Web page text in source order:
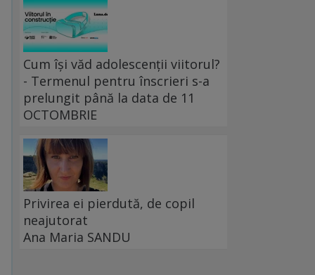
Cum își văd adolescenții viitorul?
- Termenul pentru înscrieri s-a
prelungit până la data de 11
OCTOMBRIE
Privirea ei pierdută, de copil
neajutorat
Ana Maria SANDU